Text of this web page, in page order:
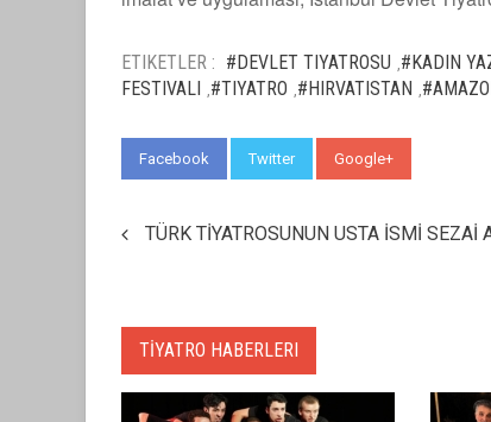
ETIKETLER : #DEVLET TIYATROSU #KADIN
FESTIVALI #TIYATRO #HIRVATISTAN
Facebook Twitter Google+
TÜRK TİYATROSUNUN USTA İSMİ SEZAİ
TİYATRO HABERLERI